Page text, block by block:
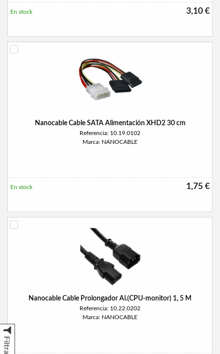
Filtrar
3,10 €
En stock
Nanocable Cable SATA Alimentación XHD2 30 cm
Referencia: 10.19.0102
Marca: NANOCABLE
1,75 €
En stock
Nanocable Cable Prolongador Al.(CPU-monitor) 1, 5 M
Referencia: 10.22.0202
Marca: NANOCABLE